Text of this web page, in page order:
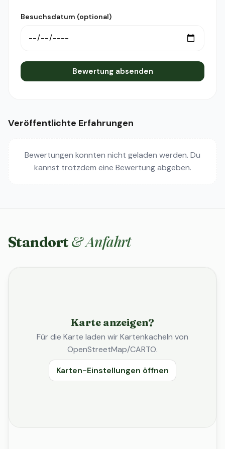
Besuchsdatum (optional)
Bewertung absenden
Veröffentlichte Erfahrungen
Bewertungen konnten nicht geladen werden. Du
kannst trotzdem eine Bewertung abgeben.
Standort & Anfahrt
Karte anzeigen?
Für die Karte laden wir Kartenkacheln von
OpenStreetMap/CARTO.
Karten-Einstellungen öffnen